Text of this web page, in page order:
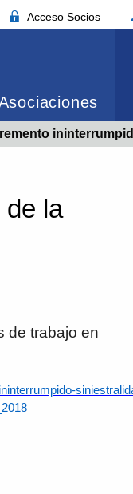
Acceso Socios
de la siniestralidad
de la
de trabajo en